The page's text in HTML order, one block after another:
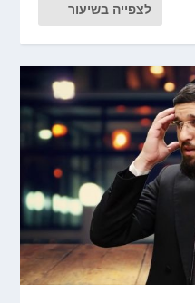
לצפייה בשיעור